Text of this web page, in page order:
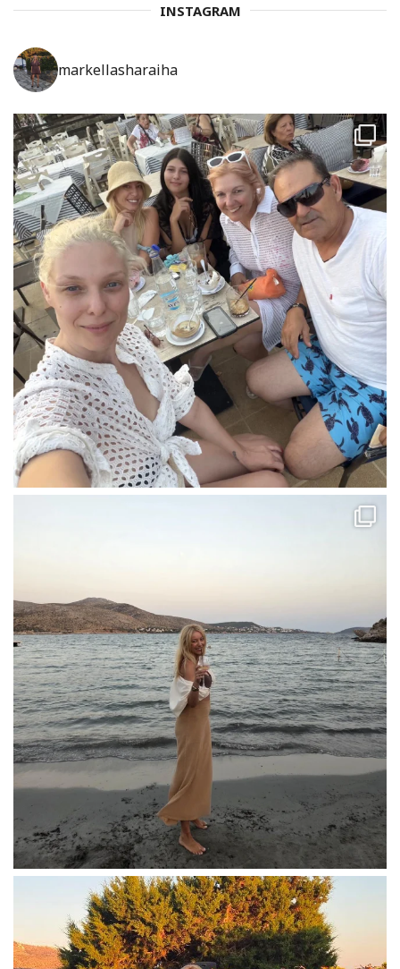
INSTAGRAM
markellasharaiha